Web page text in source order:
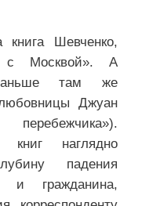
Шевченко,
с Москвой». А
там же
Джуан
наглядно
падения
и гражданина,